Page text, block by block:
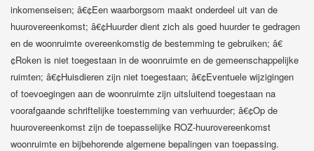
inkomenseisen; â€¢Een waarborgsom maakt onderdeel uit van de
huurovereenkomst; â€¢Huurder dient zich als goed huurder te gedragen
en de woonruimte overeenkomstig de bestemming te gebruiken; â€
¢Roken is niet toegestaan in de woonruimte en de gemeenschappelijke
ruimten; â€¢Huisdieren zijn niet toegestaan; â€¢Eventuele wijzigingen
of toevoegingen aan de woonruimte zijn uitsluitend toegestaan na
voorafgaande schriftelijke toestemming van verhuurder; â€¢Op de
huurovereenkomst zijn de toepasselijke ROZ-huurovereenkomst
woonruimte en bijbehorende algemene bepalingen van toepassing.